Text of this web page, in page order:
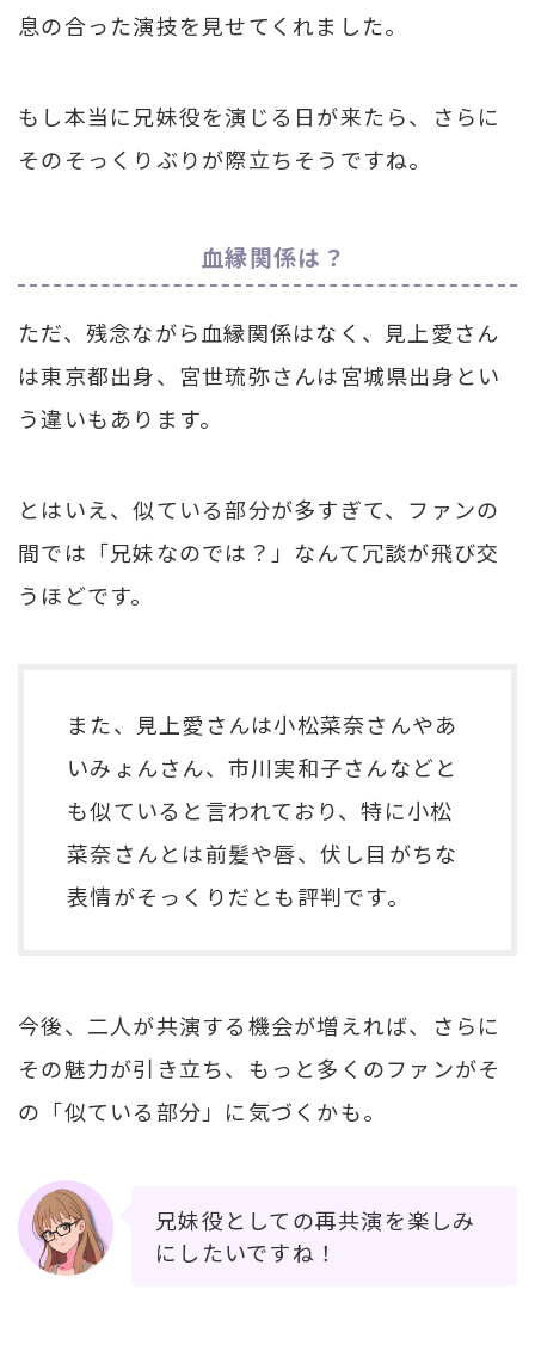
息の合った演技を見せてくれました。
もし本当に兄妹役を演じる日が来たら、さらに
そのそっくりぶりが際立ちそうですね。
血縁関係は？
ただ、残念ながら血縁関係はなく、見上愛さん
は東京都出身、宮世琉弥さんは宮城県出身とい
う違いもあります。
とはいえ、似ている部分が多すぎて、ファンの
間では「兄妹なのでは？」なんて冗談が飛び交
うほどです。
また、見上愛さんは小松菜奈さんやあ
いみょんさん、市川実和子さんなどと
も似ていると言われており、特に小松
菜奈さんとは前髪や唇、伏し目がちな
表情がそっくりだとも評判です。
今後、二人が共演する機会が増えれば、さらに
その魅力が引き立ち、もっと多くのファンがそ
の「似ている部分」に気づくかも。
兄妹役としての再共演を楽しみ
にしたいですね！